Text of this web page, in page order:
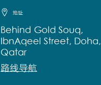
地址
Behind Gold Souq,
IbnAqeel Street, Doha,
Qatar
路线导航